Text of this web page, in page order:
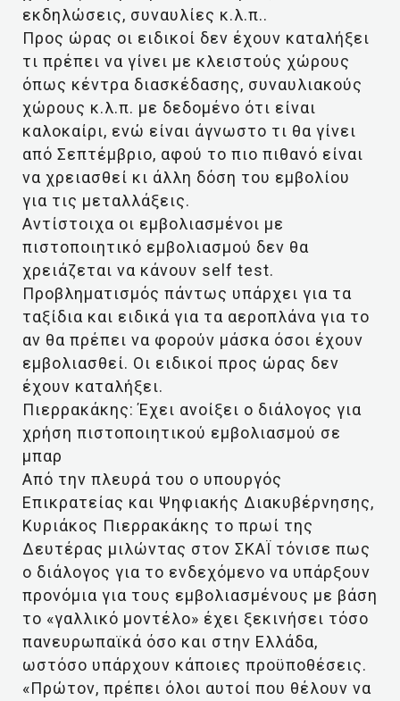
εκδηλώσεις, συναυλίες κ.λ.π..
Προς ώρας οι ειδικοί δεν έχουν καταλήξει
τι πρέπει να γίνει με κλειστούς χώρους
όπως κέντρα διασκέδασης, συναυλιακούς
χώρους κ.λ.π. με δεδομένο ότι είναι
καλοκαίρι, ενώ είναι άγνωστο τι θα γίνει
από Σεπτέμβριο, αφού το πιο πιθανό είναι
να χρειασθεί κι άλλη δόση του εμβολίου
για τις μεταλλάξεις.
Αντίστοιχα οι εμβολιασμένοι με
πιστοποιητικό εμβολιασμού δεν θα
χρειάζεται να κάνουν self test.
Προβληματισμός πάντως υπάρχει για τα
ταξίδια και ειδικά για τα αεροπλάνα για το
αν θα πρέπει να φορούν μάσκα όσοι έχουν
εμβολιασθεί. Οι ειδικοί προς ώρας δεν
έχουν καταλήξει.
Πιερρακάκης: Έχει ανοίξει ο διάλογος για
χρήση πιστοποιητικού εμβολιασμού σε
μπαρ
Από την πλευρά του ο υπουργός
Επικρατείας και Ψηφιακής Διακυβέρνησης,
Κυριάκος Πιερρακάκης το πρωί της
Δευτέρας μιλώντας στον ΣΚΑΪ τόνισε πως
ο διάλογος για το ενδεχόμενο να υπάρξουν
προνόμια για τους εμβολιασμένους με βάση
το «γαλλικό μοντέλο» έχει ξεκινήσει τόσο
πανευρωπαϊκά όσο και στην Ελλάδα,
ωστόσο υπάρχουν κάποιες προϋποθέσεις.
«Πρώτον, πρέπει όλοι αυτοί που θέλουν να